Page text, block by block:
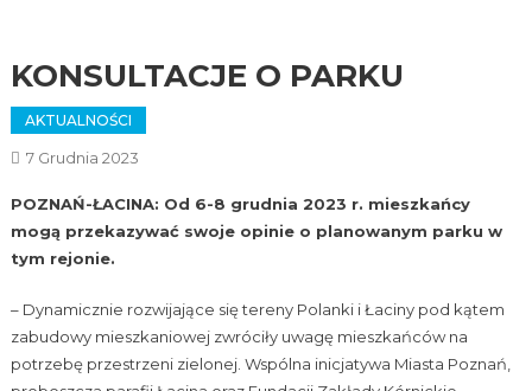
KONSULTACJE O PARKU
AKTUALNOŚCI
7 Grudnia 2023
POZNAŃ-ŁACINA: Od 6-8 grudnia 2023 r. mieszkańcy
mogą przekazywać swoje opinie o planowanym parku w
tym rejonie.
– Dynamicznie rozwijające się tereny Polanki i Łaciny pod kątem
zabudowy mieszkaniowej zwróciły uwagę mieszkańców na
potrzebę przestrzeni zielonej. Wspólna inicjatywa Miasta Poznań,